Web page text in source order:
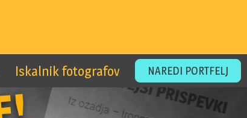
Iskalnik fotografov NAREDI PORTFELJ